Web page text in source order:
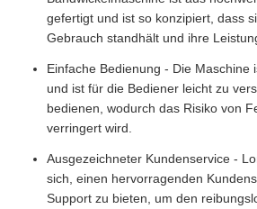
gefertigt und ist so konzipiert, dass
Gebrauch standhält und ihre
Einfache Bedienung - Die Maschine
und ist für die Bediener leicht zu
bedienen, wodurch das Risiko von
verringert wird.
Ausgezeichneter Kundenservice -
sich, einen hervorragenden
Support zu bieten, um den